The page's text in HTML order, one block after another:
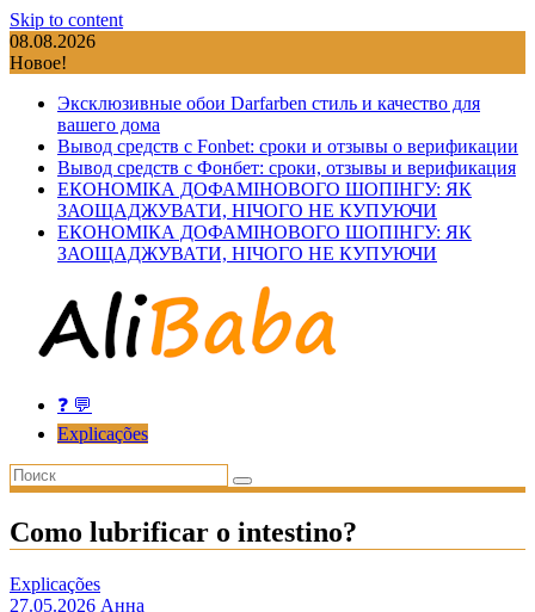
Skip to content
08.08.2026
Новое!
Эксклюзивные обои Darfarben стиль и качество для
вашего дома
Вывод средств с Fonbet: сроки и отзывы о верификации
Вывод средств с Фонбет: сроки, отзывы и верификация
ЕКОНОМІКА ДОФАМІНОВОГО ШОПІНГУ: ЯК
ЗАОЩАДЖУВАТИ, НІЧОГО НЕ КУПУЮЧИ
ЕКОНОМІКА ДОФАМІНОВОГО ШОПІНГУ: ЯК
ЗАОЩАДЖУВАТИ, НІЧОГО НЕ КУПУЮЧИ
❓ 💬
Explicações
Como lubrificar o intestino?
Explicações
27.05.2026 Анна